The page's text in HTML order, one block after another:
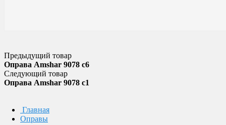
Предыдущий товар
Оправа Amshar 9078 c6
Следующий товар
Оправа Amshar 9078 c1
Главная
Оправы